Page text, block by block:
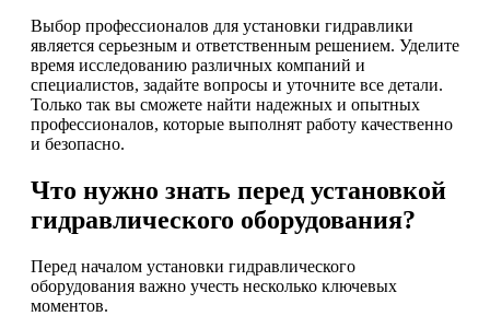
Выбор профессионалов для установки гидравлики
является серьезным и ответственным решением. Уделите
время исследованию различных компаний и
специалистов, задайте вопросы и уточните все детали.
Только так вы сможете найти надежных и опытных
профессионалов, которые выполнят работу качественно
и безопасно.
Что нужно знать перед установкой
гидравлического оборудования?
Перед началом установки гидравлического
оборудования важно учесть несколько ключевых
моментов.